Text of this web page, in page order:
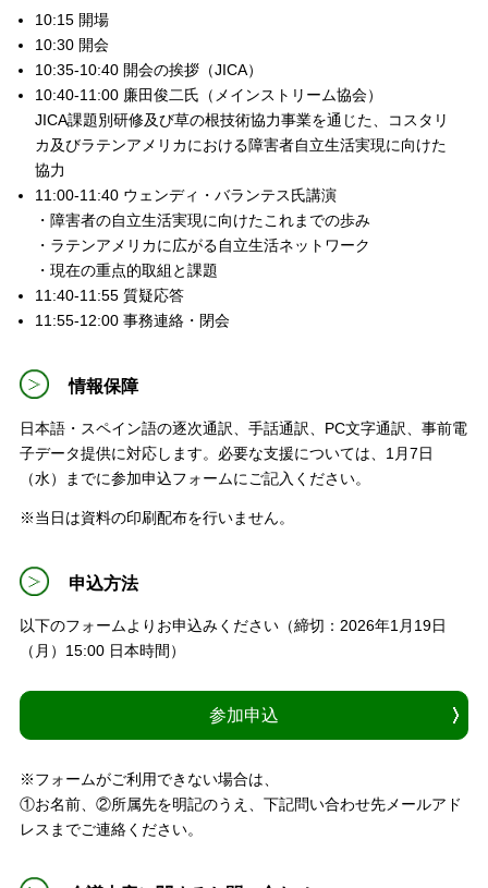
10:15 開場
10:30 開会
10:35-10:40 開会の挨拶（JICA）
10:40-11:00 廉田俊二氏（メインストリーム協会）
JICA課題別研修及び草の根技術協力事業を通じた、コスタリ
カ及びラテンアメリカにおける障害者自立生活実現に向けた
協力
11:00-11:40 ウェンディ・バランテス氏講演
・障害者の自立生活実現に向けたこれまでの歩み
・ラテンアメリカに広がる自立生活ネットワーク
・現在の重点的取組と課題
11:40-11:55 質疑応答
11:55-12:00 事務連絡・閉会
情報保障
日本語・スペイン語の逐次通訳、手話通訳、PC文字通訳、事前電
子データ提供に対応します。必要な支援については、1月7日
（水）までに参加申込フォームにご記入ください。
※当日は資料の印刷配布を行いません。
申込方法
以下のフォームよりお申込みください（締切：2026年1月19日
（月）15:00 日本時間）
参加申込
※フォームがご利用できない場合は、
①お名前、②所属先を明記のうえ、下記問い合わせ先メールアド
レスまでご連絡ください。